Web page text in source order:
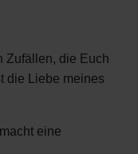
Zufällen, die Euch
die Liebe meines
eine